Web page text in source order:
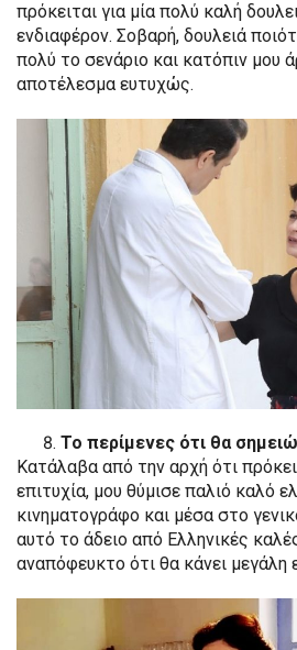
πρόκειται για μία πολύ καλή
ενδιαφέρον. Σοβαρή, δουλειά
πολύ το σενάριο και κατόπιν μου
αποτέλεσμα ευτυχώς.
Το περίμενες ότι θα
Κατάλαβα από την αρχή ότι
επιτυχία, μου θύμισε παλιό καλό
κινηματογράφο και μέσα στο
αυτό το άδειο από Ελληνικές
αναπόφευκτο ότι θα κάνει μεγάλη